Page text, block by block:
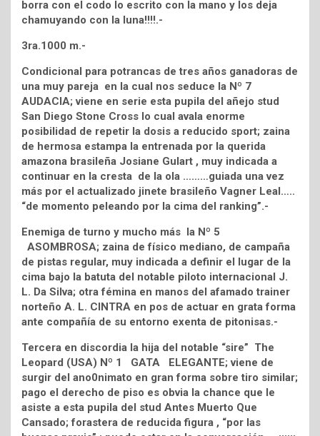
borra con el codo lo escrito con la mano y los deja
chamuyando con la luna!!!!.-
3ra.1000 m.-
Condicional para potrancas de tres años ganadoras de
una muy pareja en la cual nos seduce la Nº 7
AUDACIA; viene en serie esta pupila del añejo stud
San Diego Stone Cross lo cual avala enorme
posibilidad de repetir la dosis a reducido sport; zaina
de hermosa estampa la entrenada por la querida
amazona brasileña Josiane Gulart , muy indicada a
continuar en la cresta de la ola ………guiada una vez
más por el actualizado jinete brasileño Vagner Leal…..
“de momento peleando por la cima del ranking”.-
Enemiga de turno y mucho más la Nº 5
ASOMBROSA; zaina de físico mediano, de campaña
de pistas regular, muy indicada a definir el lugar de la
cima bajo la batuta del notable piloto internacional J.
L. Da Silva; otra fémina en manos del afamado trainer
norteño A. L. CINTRA en pos de actuar en grata forma
ante compañía de su entorno exenta de pitonisas.-
Tercera en discordia la hija del notable “sire” The
Leopard (USA) Nº 1 GATA ELEGANTE; viene de
surgir del ano0nimato en gran forma sobre tiro similar;
pago el derecho de piso es obvia la chance que le
asiste a esta pupila del stud Antes Muerto Que
Cansado; forastera de reducida figura , “por las